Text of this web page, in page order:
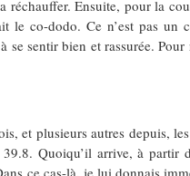
Ensuite, pour la
le co-dodo. Ce n’est pas un
sentir bien et rassurée. Pour
et plusieurs autres depuis,
Quoiqu’il arrive, à partir